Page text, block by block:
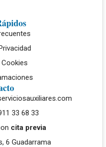
33 68 33
cita previa
6 Guadarrama